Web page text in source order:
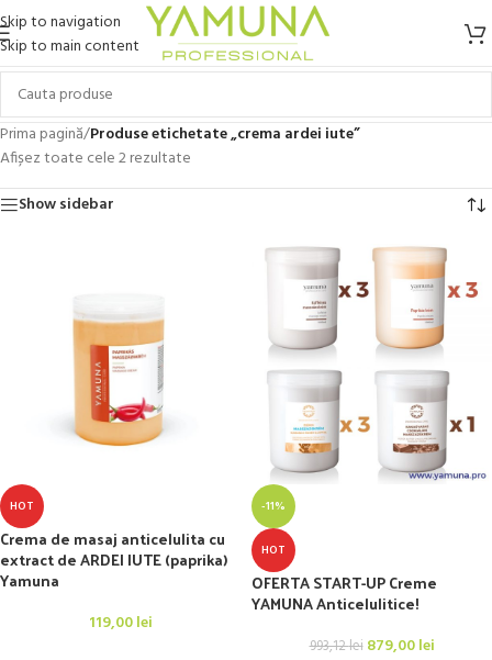
Skip to navigation
Skip to main content
Prima pagină/Produse etichetate „crema ardei iute”
Afișez toate cele 2 rezultate
Show sidebar
HOT
Crema de masaj anticelulita cu
extract de ARDEI IUTE (paprika)
Yamuna
119,00lei
-11%
HOT
OFERTA START-UP Creme
YAMUNA Anticelulitice!
993,12lei 879,00lei